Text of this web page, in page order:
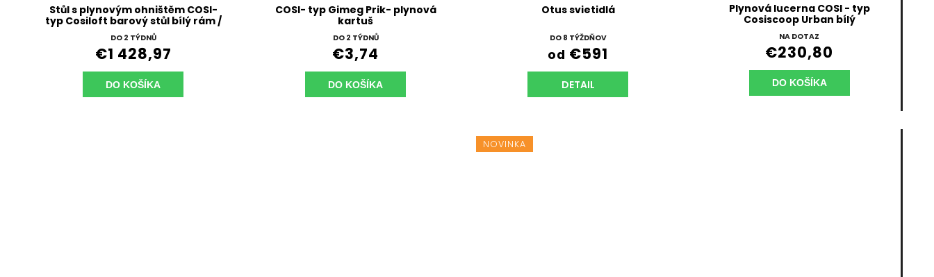
Stůl s plynovým ohništěm COSI-
typ Cosiloft barový stůl bílý rám /
šedá deska
DO 2 TÝDNŮ
€1 428,97
DO KOŠÍKA
COSI- typ Gimeg Prik- plynová
kartuš
DO 2 TÝDNŮ
€3,74
DO KOŠÍKA
Otus svietidlá
DO 8 TÝŽDŇOV
od €591
DETAIL
Plynová lucerna COSI - typ
Cosiscoop Urban bílý
NA DOTAZ
€230,80
DO KOŠÍKA
NOVINKA